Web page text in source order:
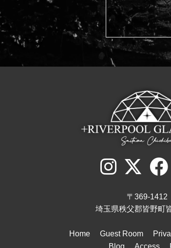
〒369-1412
埼玉県秩父郡皆野町
Home Guest Room